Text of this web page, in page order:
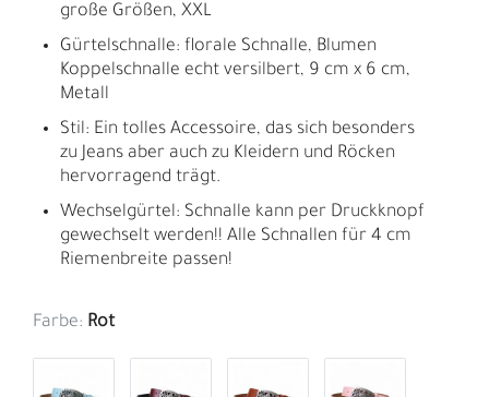
große Größen, XXL
Gürtelschnalle: florale Schnalle, Blumen
Koppelschnalle echt versilbert, 9 cm x 6 cm,
Metall
Stil: Ein tolles Accessoire, das sich besonders
zu Jeans aber auch zu Kleidern und Röcken
hervorragend trägt.
Wechselgürtel: Schnalle kann per Druckknopf
gewechselt werden!! Alle Schnallen für 4 cm
Riemenbreite passen!
Farbe: Rot